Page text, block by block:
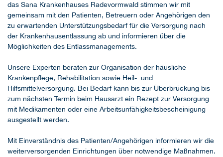
das Sana Krankenhauses Radevormwald stimmen wir mit
gemeinsam mit den Patienten, Betreuern oder Angehörigen den
zu erwartenden Unterstützungsbedarf für die Versorgung nach
der Krankenhausentlassung ab und informieren über die
Möglichkeiten des Entlassmanagements.
Unsere Experten beraten zur Organisation der häusliche
Krankenpflege, Rehabilitation sowie Heil- und
Hilfsmittelversorgung. Bei Bedarf kann bis zur Überbrückung bis
zum nächsten Termin beim Hausarzt ein Rezept zur Versorgung
mit Medikamenten oder eine Arbeitsunfähigkeitsbescheinigung
ausgestellt werden.
Mit Einverständnis des Patienten/Angehörigen informieren wir die
weiterversorgenden Einrichtungen über notwendige Maßnahmen.